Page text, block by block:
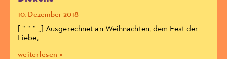
10. Dezember 2018
[ “ “ “ „] Ausgerechnet an Weihnachten, dem Fest der
Liebe,
weiterlesen »